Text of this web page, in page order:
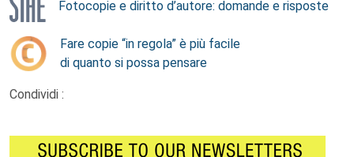
Fotocopie e diritto d’autore: domande e risposte
Fare copie “in regola” è più facile
di quanto si possa pensare
Condividi :